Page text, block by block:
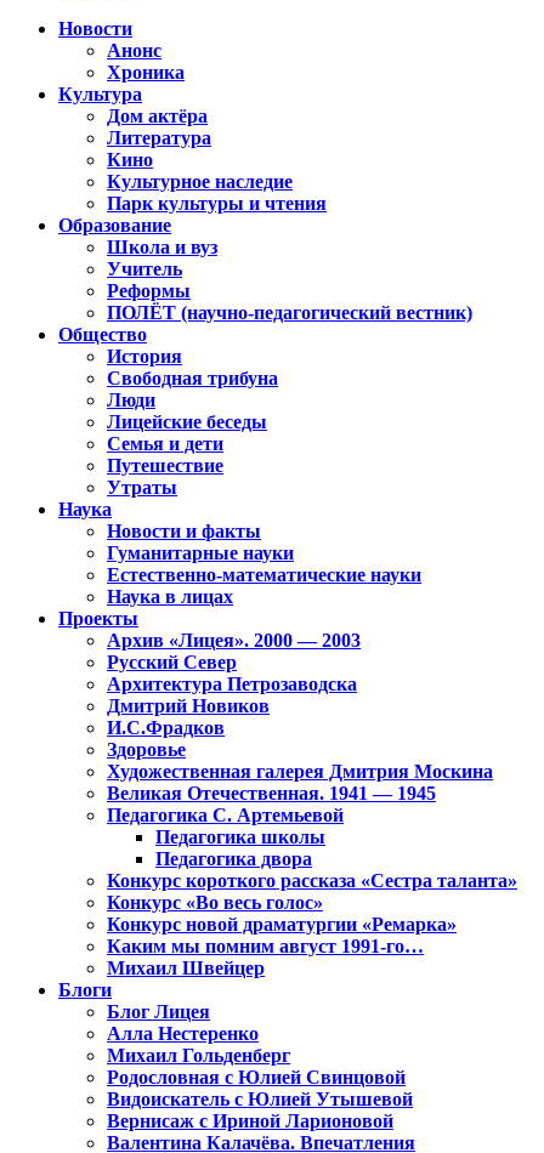
Новости
Анонс
Хроника
Культура
Дом актёра
Литература
Кино
Культурное наследие
Парк культуры и чтения
Образование
Школа и вуз
Учитель
Реформы
ПОЛЁТ (научно-педагогический вестник)
Общество
История
Свободная трибуна
Люди
Лицейские беседы
Семья и дети
Путешествие
Утраты
Наука
Новости и факты
Гуманитарные науки
Естественно-математические науки
Наука в лицах
Проекты
Архив «Лицея». 2000 — 2003
Русский Север
Архитектура Петрозаводска
Дмитрий Новиков
И.С.Фрадков
Здоровье
Художественная галерея Дмитрия Москина
Великая Отечественная. 1941 — 1945
Педагогика С. Артемьевой
Педагогика школы
Педагогика двора
Конкурс короткого рассказа «Сестра таланта»
Конкурс «Во весь голос»
Конкурс новой драматургии «Ремарка»
Каким мы помним август 1991-го…
Михаил Швейцер
Блоги
Блог Лицея
Алла Нестеренко
Михаил Гольденберг
Родословная с Юлией Свинцовой
Видоискатель с Юлией Утышевой
Вернисаж с Ириной Ларионовой
Валентина Калачёва. Впечатления